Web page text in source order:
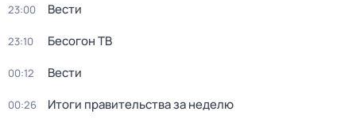
23:00 Вести
23:10 Бесогон ТВ
00:12 Вести
00:26 Итоги правительства за неделю